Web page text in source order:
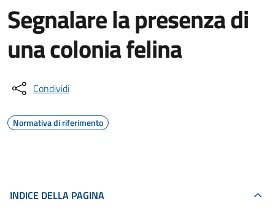
Segnalare la presenza di
una colonia felina
Condividi
Normativa di riferimento
INDICE DELLA PAGINA